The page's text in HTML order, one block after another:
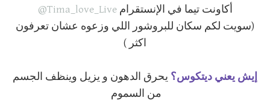
أكاونت تيما في الإنستقرامTima_love_Live@
(سويت لكم سكان للبروشور اللي وزعوه عشان تعرفون
اكثر )
إيش يعني ديتكوس؟ يحرق الدهون و يزيل وينظف الجسم
من السموم